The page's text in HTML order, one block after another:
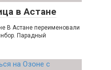
в Астане
В Астане переименовали
Парадный